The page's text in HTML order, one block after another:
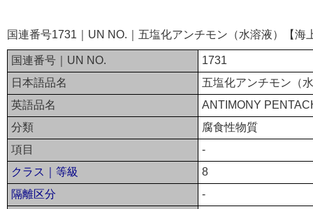
国連番号1731｜UN NO.｜五塩化アンチモン（水溶液）【海
国連番号｜UN NO.
1731
日本語品名
五塩化アンチモン（
英語品名
ANTIMONY
分類
腐食性物質
項目
-
クラス｜等級
8
隔離区分
-